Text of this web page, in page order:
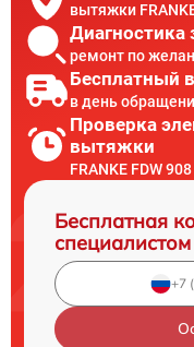
вытяжки
Диагностика
ремонт по
Бесплатный
в день
Проверка
вытяжки
FRANKE FDW
Бесплатная
специалистом